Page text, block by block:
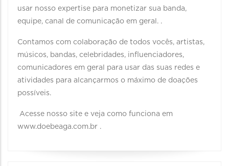
usar nosso expertise para monetizar sua banda,
equipe, canal de comunicação em geral. .
Contamos com colaboração de todos vocês, artistas,
músicos, bandas, celebridades, influenciadores,
comunicadores em geral para usar das suas redes e
atividades para alcançarmos o máximo de doações
possíveis.
Acesse nosso site e veja como funciona em
www.doebeaga.com.br .